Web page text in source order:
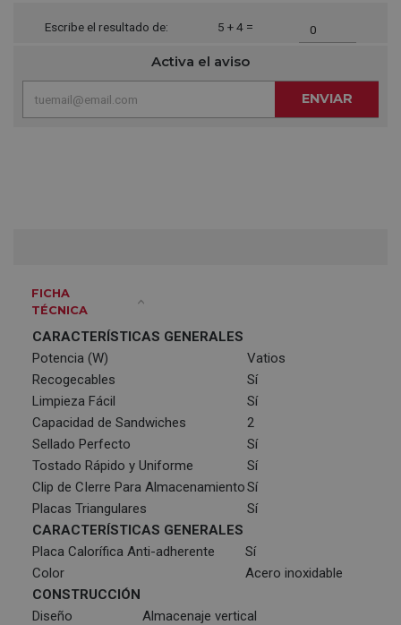
Escribe el resultado de: 5 + 4 =
Activa el aviso
ENVIAR
FICHA
TÉCNICA
CARACTERÍSTICAS GENERALES
Potencia (W)
Vatios
Recogecables
Sí
Limpieza Fácil
Sí
Capacidad de Sandwiches
2
Sellado Perfecto
Sí
Tostado Rápido y Uniforme
Sí
Clip de CIerre Para AlmacenamientoSí
Placas Triangulares
Sí
CARACTERÍSTICAS GENERALES
Placa Calorífica Anti-adherente
Sí
Color
Acero inoxidable
CONSTRUCCIÓN
Diseño
Almacenaje vertical